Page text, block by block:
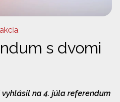
s dvomi
na 4. júla referendum